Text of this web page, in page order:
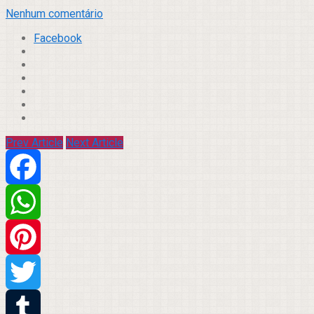
Nenhum comentário
Facebook
Prev Article Next Article
Facebook
WhatsApp
Pinterest
Twitter